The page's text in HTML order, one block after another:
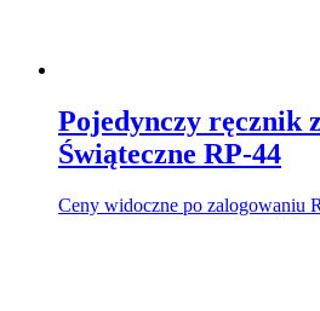
Pojedynczy ręcznik
Świąteczne RP-44
Ceny widoczne po zalogowaniu